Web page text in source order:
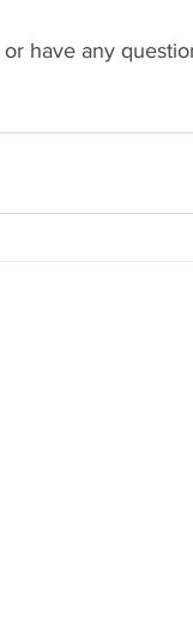
have any